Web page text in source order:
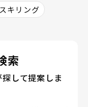
キリング
索
して提案しま